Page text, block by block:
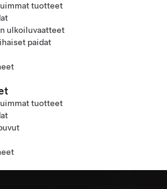
tuotteet
ulkoiluvaatteet
paidat
tuotteet